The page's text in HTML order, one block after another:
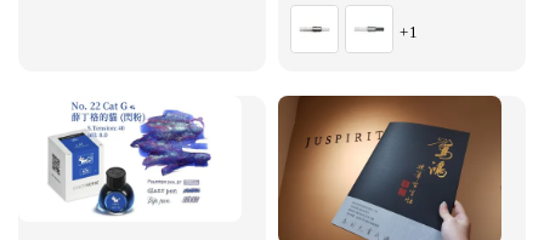
price
+1